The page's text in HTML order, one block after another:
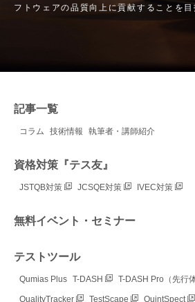
フトウェアの品質向上に貢献することを目
記事一覧
コラム 技術情報 執筆者・講師紹介
資格対策『テス友』
JSTQB対策 JCSQE対策 IVEC対策
無料イベント・セミナー
テストツール
Qumias Plus T-DASH T-DASH Pro（先行
QualityTracker TestScape QuintSpect